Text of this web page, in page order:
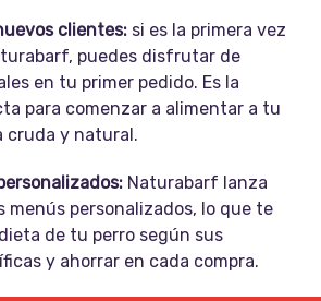
clientes:si es la primera vez
puedes disfrutar de
en tu primer pedido. Es la
para comenzar a alimentar a tu
cruda y natural.
Naturabarf lanza
menús personalizados, lo que te
de tu perro según sus
y ahorrar en cada compra.